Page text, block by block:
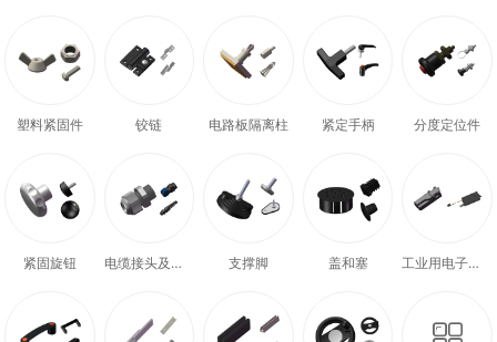
塑料紧固件 铰链 电路板隔离柱 紧定手柄 分度定位件
紧固旋钮 电缆接头及配件 支撑脚 盖和塞 工业用电子式门锁